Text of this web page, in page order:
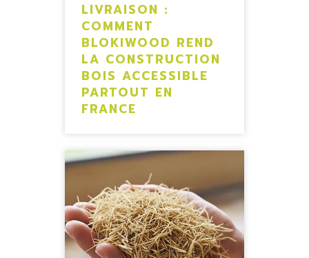
LIVRAISON :
COMMENT
BLOKIWOOD REND
LA CONSTRUCTION
BOIS ACCESSIBLE
PARTOUT EN
FRANCE